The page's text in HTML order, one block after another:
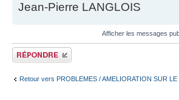
Jean-Pierre LANGLOIS
Afficher les messages
Publier une réponse
Retour vers PROBLEMES / AMELIORATION SUR LE